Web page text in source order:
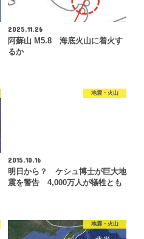
2025.11.26
阿蘇山 M5.8 海底火山に着火す
るか
地震・火山
2015.10.16
明日から？ ケシュ博士が巨大地
震を警告 4,000万人が犠牲とも
地震・火山